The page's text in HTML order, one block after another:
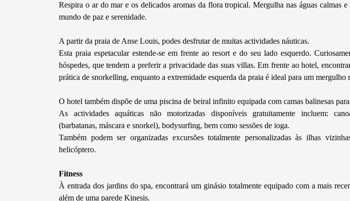
Respira o ar do mar e os delicados aromas da flora tropical. Mergulha nas águas calmas e
mundo de paz e serenidade.
A partir da praia de Anse Louis, podes desfrutar de muitas actividades náuticas.
Esta praia espetacular estende-se em frente ao resort e do seu lado esquerdo.
hóspedes, que tendem a preferir a privacidade das suas villas. Em frente ao hotel,
prática de snorkelling, enquanto a extremidade esquerda da praia é ideal para um mergulho
O hotel também dispõe de uma piscina de beiral infinito equipada com camas balinesas
As actividades aquáticas não motorizadas disponíveis gratuitamente incluem:
(barbatanas, máscara e snorkel), bodysurfing, bem como sessões de ioga.
Também podem ser organizadas excursões totalmente personalizadas às ilhas
helicóptero.
Fitness
À entrada dos jardins do spa, encontrará um ginásio totalmente equipado com a mais
além de uma parede Kinesis.